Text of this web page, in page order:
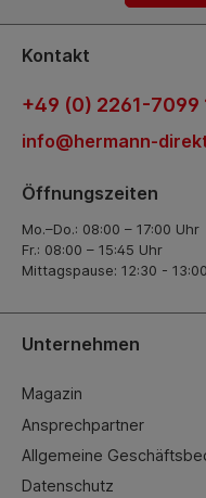
Kontakt
+49 (0) 2261-7099
info@hermann-
Öffnungszeiten
Mo.–Do.: 08:00 – 17:00 Uhr
Fr.: 08:00 – 15:45 Uhr
Mittagspause: 12:30 -
Unternehmen
Magazin
Ansprechpartner
Allgemeine
Datenschutz